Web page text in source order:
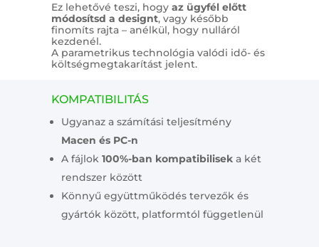
Ez lehetővé teszi, hogy az ügyfél előtt
módosítsd a designt, vagy később
finomíts rajta – anélkül, hogy nulláról
kezdenél.
A parametrikus technológia valódi idő- és
költségmegtakarítást jelent.
KOMPATIBILITÁS
Ugyanaz a számítási teljesítmény
Macen és PC-n
A fájlok 100%-ban kompatibiliseka két
rendszer között
Könnyű együttműködés tervezők és
gyártók között, platformtól függetlenül